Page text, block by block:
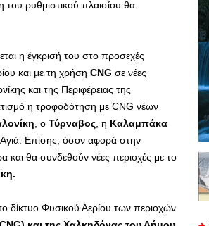
ρυθμιστικού πλαισίου θα
η έγκρισή του στο προσεχές
και με τη χρήση CNG σε νέες
και της Περιφέρειας της
η τροφοδότηση με CNG νέων
, ο Τύρναβος , η Καλαμπάκα
Επίσης, όσον αφορά στην
και θα συνδεθούν νέες περιοχές με το
δίκτυο Φυσικού Αερίου των περιοχών